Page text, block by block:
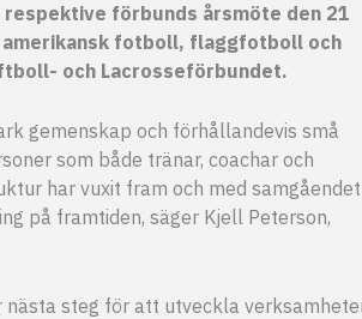
förbunds årsmöte den 21
amerikansk fotboll, flaggfotboll och
och Lacrosseförbundet.
gemenskap och förhållandevis små
som både tränar, coachar och
har vuxit fram och med samgåendet
på framtiden, säger Kjell Peterson,
steg för att utveckla